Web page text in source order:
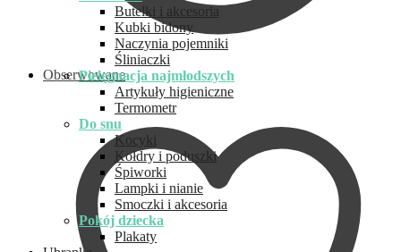
Obserwowane
Butelki i akcesoria
Kubki bidony
Naczynia pojemniki
Śliniaczki
Pielęgnacja najmłodszych
Artykuły higieniczne
Termometr
Do snu
Kocyki
Kołdry i poduszki
Śpiworki
Lampki i nianie
Smoczki i akcesoria
Pokój dziecka
Plakaty